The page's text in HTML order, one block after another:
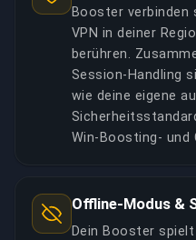
Booster verbinden
VPN in deiner
berühren.
Session-Handling
wie deine eigene
Win-Boosting- und
Offline-Modus &
Dein Booster